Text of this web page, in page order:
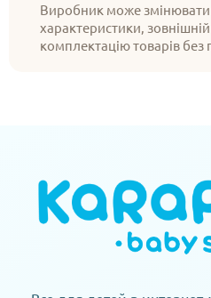
Виробник може змінювати
характеристики,
комплектацію товарів